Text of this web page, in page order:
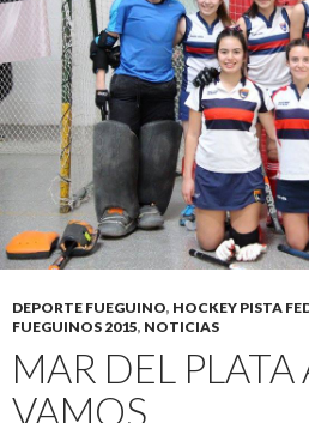
DEPORTE FUEGUINO, HOCKEY PISTA
FUEGUINOS 2015, NOTICIAS
MAR DEL PLATA
VAMOS